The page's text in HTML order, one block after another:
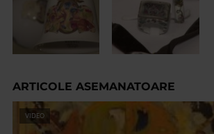
ARTICOLE ASEMANATOARE
VIDEO